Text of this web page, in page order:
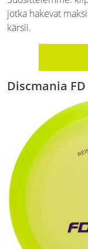
jotka hakevat
kärsii.
Discmania FD